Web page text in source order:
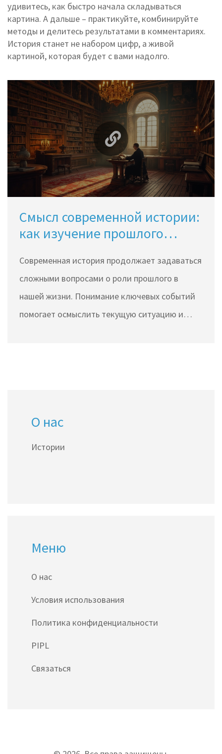
удивитесь, как быстро начала складываться
картина. А дальше – практикуйте, комбинируйте
методы и делитесь результатами в комментариях.
История станет не набором цифр, а живой
картиной, которая будет с вами надолго.
Смысл современной истории:
как изучение прошлого
Современная история продолжает задаваться
сложными вопросами о роли прошлого в
нашей жизни. Понимание ключевых событий
помогает осмыслить текущую ситуацию и
О нас
Истории
Меню
О нас
Условия использования
Политика конфиденциальности
PIPL
Связаться